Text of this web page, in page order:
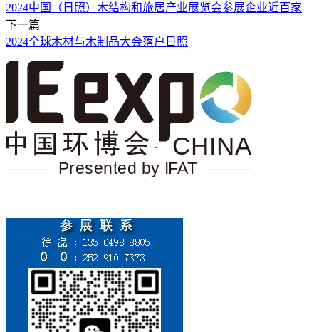
2024中国（日照）木结构和旅居产业展览会参展企业近百家
下一篇
2024全球木材与木制品大会落户日照